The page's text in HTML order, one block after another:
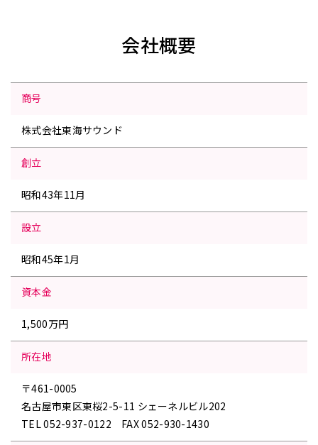
会社概要
商号
株式会社東海サウンド
創立
昭和43年11月
設立
昭和45年1月
資本金
1,500万円
所在地
〒461-0005
名古屋市東区東桜2-5-11 シェーネルビル202
TEL 052-937-0122 FAX 052-930-1430